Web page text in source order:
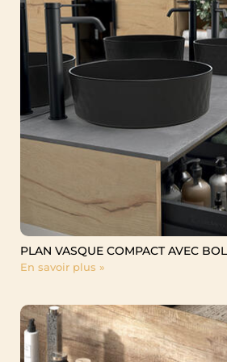
PLAN VASQUE COMPACT AVEC
En savoir plus »